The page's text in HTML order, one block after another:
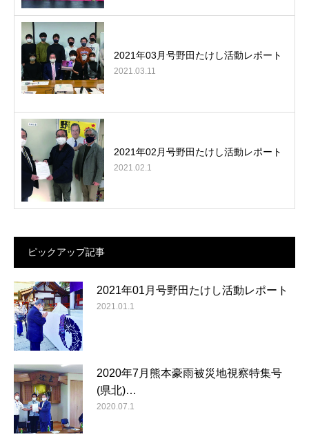
2021年03月号野田たけし活動レポート
2021.03.11
2021年02月号野田たけし活動レポート
2021.02.1
ピックアップ記事
2021年01月号野田たけし活動レポート
2021.01.1
2020年7月熊本豪雨被災地視察特集号
(県北)…
2020.07.1